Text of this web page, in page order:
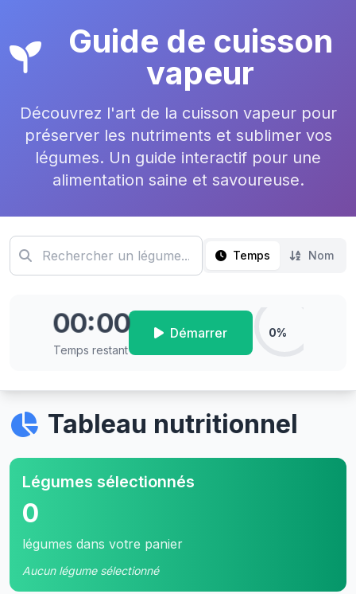
Guide de cuisson
vapeur
Découvrez l'art de la cuisson vapeur pour
préserver les nutriments et sublimer vos
légumes. Un guide interactif pour une
alimentation saine et savoureuse.
Temps Nom
00:00
Temps restant
Démarrer 0%
Tableau nutritionnel
Légumes sélectionnés
0
légumes dans votre panier
Aucun légume sélectionné